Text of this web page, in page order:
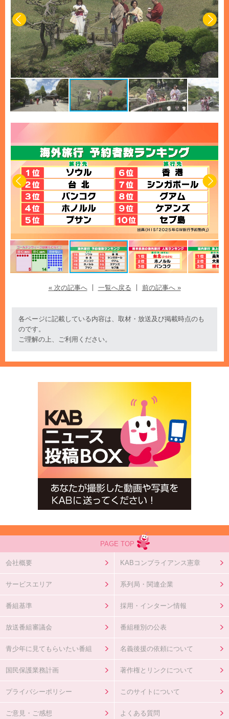
« 次の記事へ 一覧へ戻る 前の記事へ »
各ページに記載している内容は、取材・放送及び掲載時点のも
のです。
ご理解の上、ご利用ください。
PAGE TOP
会社概要 KABコンプライアンス憲章
サービスエリア 系列局・関連企業
番組基準 採用・インターン情報
放送番組審議会 番組種別の公表
青少年に見てもらいたい番組 名義後援の依頼について
国民保護業務計画 著作権とリンクについて
プライバシーポリシー このサイトについて
ご意見・ご感想 よくある質問